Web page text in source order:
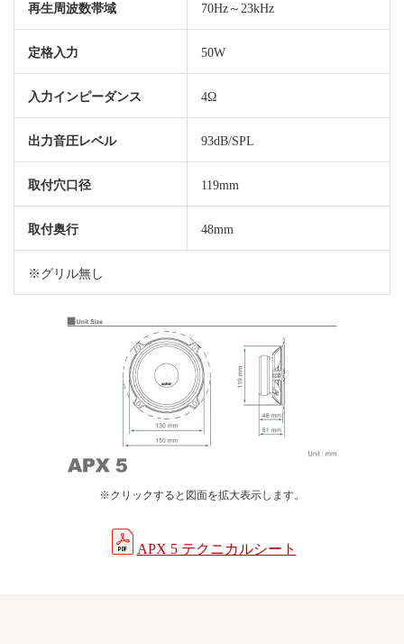
再生周波数帯域 70Hz～23kHz
定格入力 50W
入力インピーダンス 4Ω
出力音圧レベル 93dB/SPL
取付穴口径 119mm
取付奥行 48mm
※グリル無し
※クリックすると図面を拡大表示します。
APX 5 テクニカルシート